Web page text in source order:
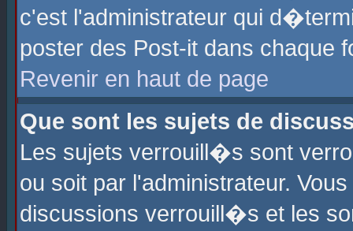
c'est l'administrateur qui
poster des Post-it dans chaque
Revenir en haut de page
Que sont les sujets de
Les sujets verrouill�s sont
ou soit par l'administrateur.
discussions verrouill�s et les